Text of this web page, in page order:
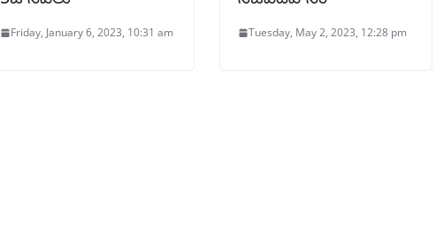
Friday, January 6, 2023, 10:31 am Tuesday, May 2, 2023, 12:28 pm